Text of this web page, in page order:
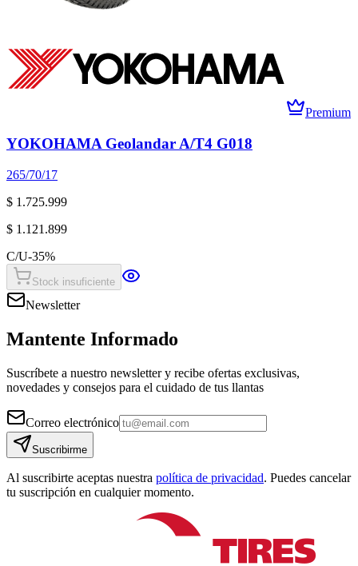
Premium
YOKOHAMA Geolandar A/T4 G018
265/70/17
$ 1.725.999
$ 1.121.899
C/U-35%
Stock insuficiente
Newsletter
Mantente Informado
Suscríbete a nuestro newsletter y recibe ofertas exclusivas,
novedades y consejos para el cuidado de tus llantas
Correo electrónico
Suscribirme
Al suscribirte aceptas nuestra política de privacidad. Puedes cancelar
tu suscripción en cualquier momento.